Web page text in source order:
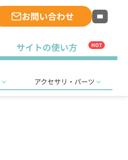
お問い合わせ
サイトの使い方 HOT
アクセサリ・パーツ